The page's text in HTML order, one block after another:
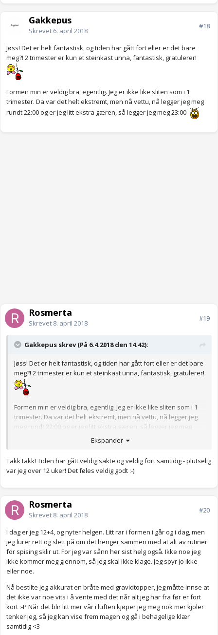
Gakkepus
Skrevet 6. april 2018
#18
Jøss! Det er helt fantastisk, og tiden har gått fort eller er det bare
meg?! 2 trimester er kun et steinkast unna, fantastisk, gratulerer!
Formen min er veldig bra, egentlig. Jeg er ikke like sliten som i 1
trimester. Da var det helt ekstremt, men nå vettu, nå legger jeg meg
rundt 22:00 og er jeg litt ekstra gæren, så legger jeg meg 23:00
Rosmerta
Skrevet 8. april 2018
#19
Gakkepus skrev (På 6.4.2018 den 14.42):
Jøss! Det er helt fantastisk, og tiden har gått fort eller er det bare
meg?! 2 trimester er kun et steinkast unna, fantastisk, gratulerer!
Formen min er veldig bra, egentlig. Jeg er ikke like sliten som i 1
trimester. Da var det helt ekstremt, men nå vettu, nå legger jeg
meg rundt 22:00 og er jeg litt ekstra gæren, så legger jeg meg
Ekspander
Takk takk! Tiden har gått veldig sakte og veldig fort samtidig - plutselig
var jeg over 12 uker! Det føles veldig godt :-)
Rosmerta
Skrevet 8. april 2018
#20
I dag er jeg 12+4, og nyter helgen. Litt rar i formen i går og i dag, men
jeg lurer rett og slett på om det henger sammen med at alt av rutiner
for spising sklir ut. For jeg var sånn her sist helg også. Ikke noe jeg
ikke kommer meg gjennom, så jeg skal ikke klage. Jeg spyr jo ikke
eller noe.
Nå bestilte jeg akkurat en bråte med gravidtopper, jeg måtte innse at
det ikke var noe vits i å vente med det når alt jeg har fra før er fort
kort :-P Når det blir litt mer vår i luften kjøper jeg meg nok mer kjoler
tenker jeg, så jeg kan vise frem magen og gå i behagelige klær
samtidig <3